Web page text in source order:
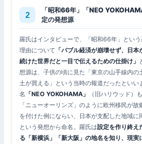
「昭和66年」「NEO
定の発想源
羅氏はインタビューで、「昭和66年」とい
理由について 「バブル経済が崩壊せず、日
続けた世界だと一目で伝えるための仕掛け」
想源は、子供の頃に見た「東京の山手線内の
土が買える」という当時の報道だったといい
名 「NEO YOKOHAMA」
（旧ハリウッド）
「ニューオーリンズ」のように欧州移民が故
を付けた例にならい、日本が支配した地域に
という発想から命名。羅氏は設定を作り終え
る「新横浜」「新大阪」の地名を知り、現実